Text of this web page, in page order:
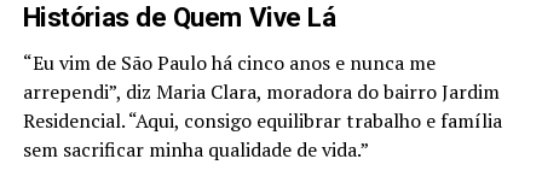
Histórias de Quem Vive Lá
“Eu vim de São Paulo há cinco anos e nunca me
arrependi”, diz Maria Clara, moradora do bairro Jardim
Residencial. “Aqui, consigo equilibrar trabalho e família
sem sacrificar minha qualidade de vida.”